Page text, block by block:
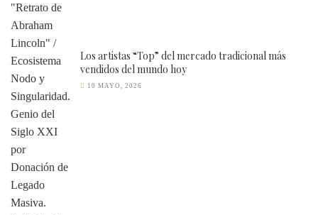
Los artistas “Top” del mercado tradicional más
vendidos del mundo hoy
10 MAYO, 2026